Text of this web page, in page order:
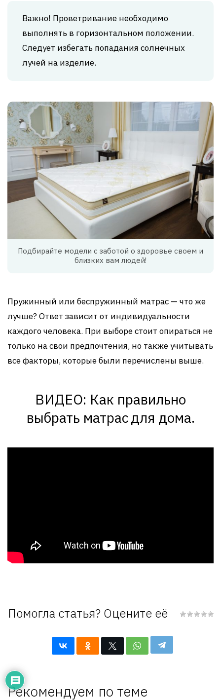
Важно! Проветривание необходимо
выполнять в горизонтальном положении.
Следует избегать попадания солнечных
лучей на изделие.
Подбирайте модели с заботой о здоровье своем и
близких вам людей!
Пружинный или беспружинный матрас — что же
лучше? Ответ зависит от индивидуальности
каждого человека. При выборе стоит опираться не
только на свои предпочтения, но также учитывать
все факторы, которые были перечислены выше.
ВИДЕО: Как правильно
выбрать матрасдля дома.
Помогла статья? Оцените её
Рекомендуем по теме